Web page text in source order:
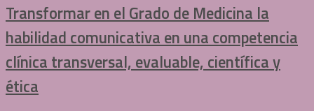
Transformar en el Grado de Medicina la
habilidad comunicativa en una competencia
clínica transversal, evaluable, científica y
ética